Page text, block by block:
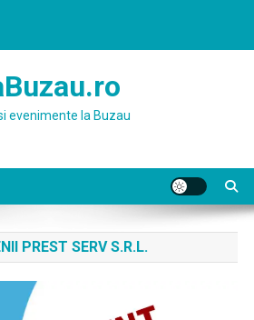
evenimente la Buzau
PREST SERV S.R.L.